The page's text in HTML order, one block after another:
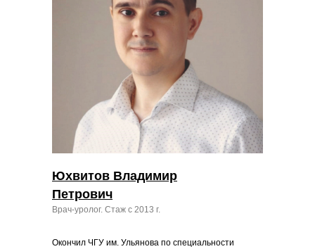
Врач-уролог. Стаж с 2013 г.
Юхвитов Владимир
Петрович
Окончил ЧГУ им. Ульянова по специальности